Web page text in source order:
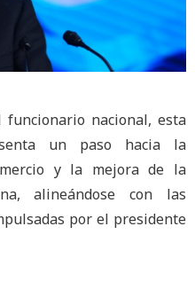
funcionario nacional, esta
un paso hacia la
y la mejora de la
alineándose con las
por el presidente